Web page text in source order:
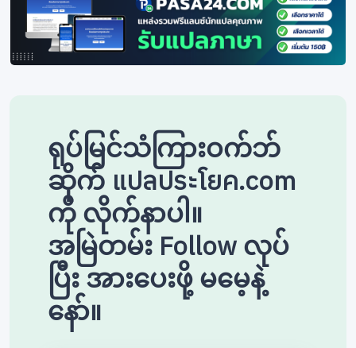
ရုပ်မြင်သံကြားဝက်ဘ်
ဆိုက် แปลประโยค.com
ကို လိုက်နာပါ။
အမြဲတမ်း Follow လုပ်
ပြီး အားပေးဖို့ မမေ့နဲ့
နော်။